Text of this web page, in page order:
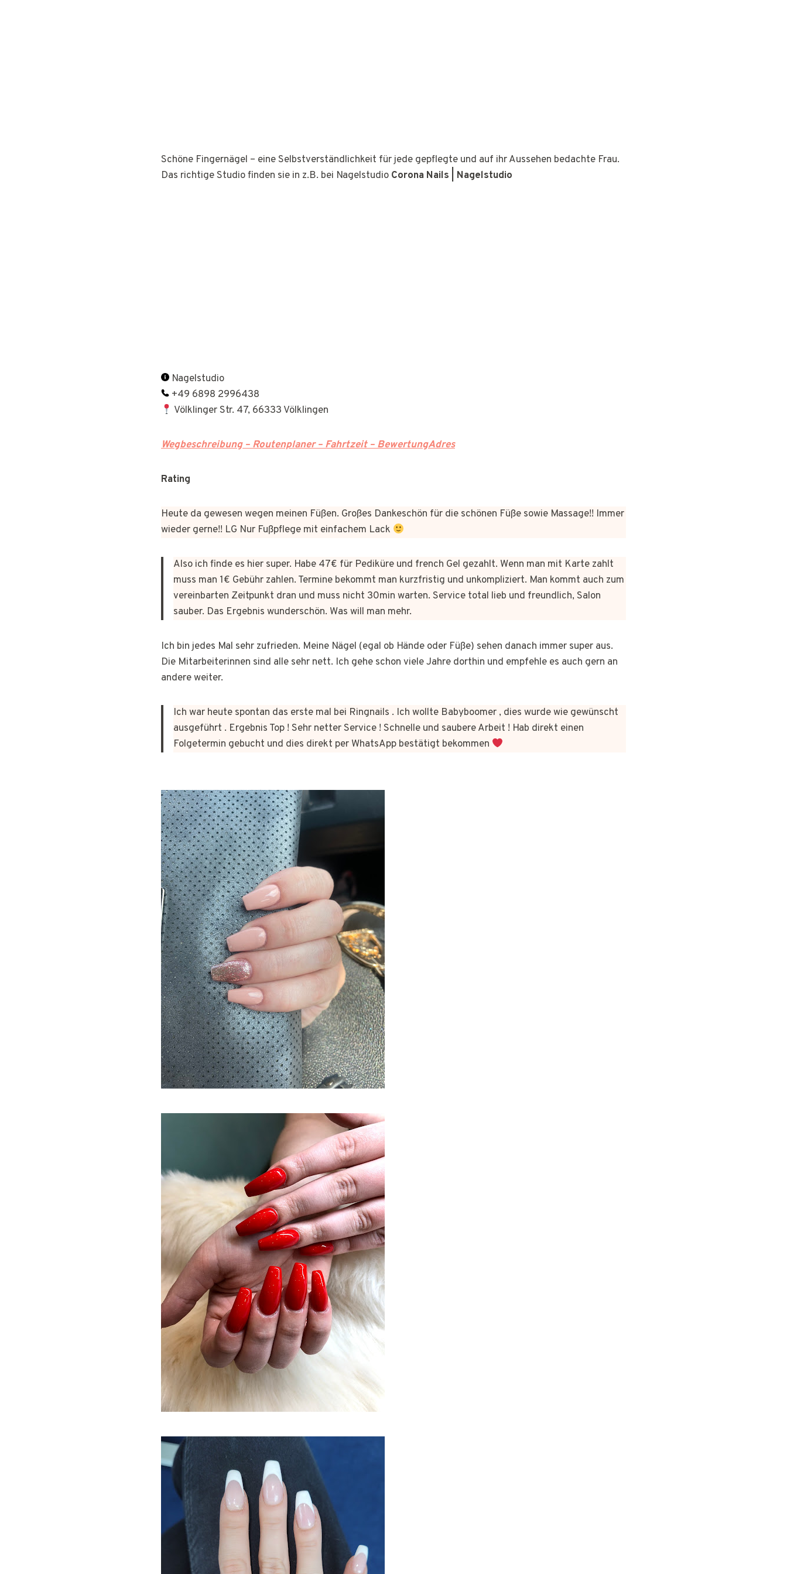
Schöne Fingernägel – eine Selbstverständlichkeit für jede gepflegte und auf ihr Aussehen bedachte Frau.
Das richtige Studio finden sie in z.B. bei Nagelstudio Corona Nails | Nagelstudio
Nagelstudio
+49 6898 2996438
Völklinger Str. 47, 66333 Völklingen
Wegbeschreibung – Routenplaner – Fahrtzeit – BewertungAdres
Rating
Heute da gewesen wegen meinen Füßen. Großes Dankeschön für die schönen Füße sowie Massage!! Immer
wieder gerne!! LG Nur Fußpflege mit einfachem Lack
Also ich finde es hier super. Habe 47€ für Pediküre und french Gel gezahlt. Wenn man mit Karte zahlt
muss man 1€ Gebühr zahlen. Termine bekommt man kurzfristig und unkompliziert. Man kommt auch zum
vereinbarten Zeitpunkt dran und muss nicht 30min warten. Service total lieb und freundlich, Salon
sauber. Das Ergebnis wunderschön. Was will man mehr.
Ich bin jedes Mal sehr zufrieden. Meine Nägel (egal ob Hände oder Füße) sehen danach immer super aus.
Die Mitarbeiterinnen sind alle sehr nett. Ich gehe schon viele Jahre dorthin und empfehle es auch gern an
andere weiter.
Ich war heute spontan das erste mal bei Ringnails . Ich wollte Babyboomer , dies wurde wie gewünscht
ausgeführt . Ergebnis Top ! Sehr netter Service ! Schnelle und saubere Arbeit ! Hab direkt einen
Folgetermin gebucht und dies direkt per WhatsApp bestätigt bekommen